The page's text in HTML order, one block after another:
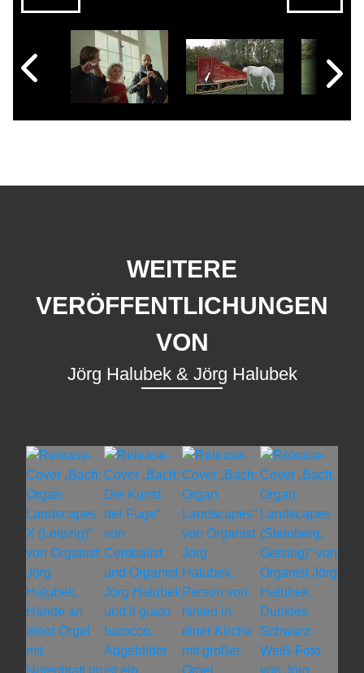
WEITERE
VERÖFFENTLICHUNGEN
VON
Jörg Halubek & Jörg Halubek